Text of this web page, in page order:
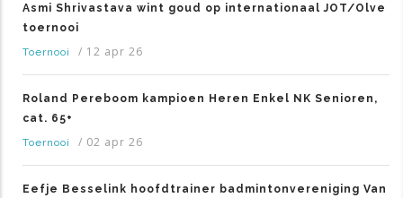
Asmi Shrivastava wint goud op internationaal JOT/Olve
toernooi
Toernooi
/ 12 apr 26
Roland Pereboom kampioen Heren Enkel NK Senioren,
cat. 65+
Toernooi
/ 02 apr 26
Eefje Besselink hoofdtrainer badmintonvereniging Van